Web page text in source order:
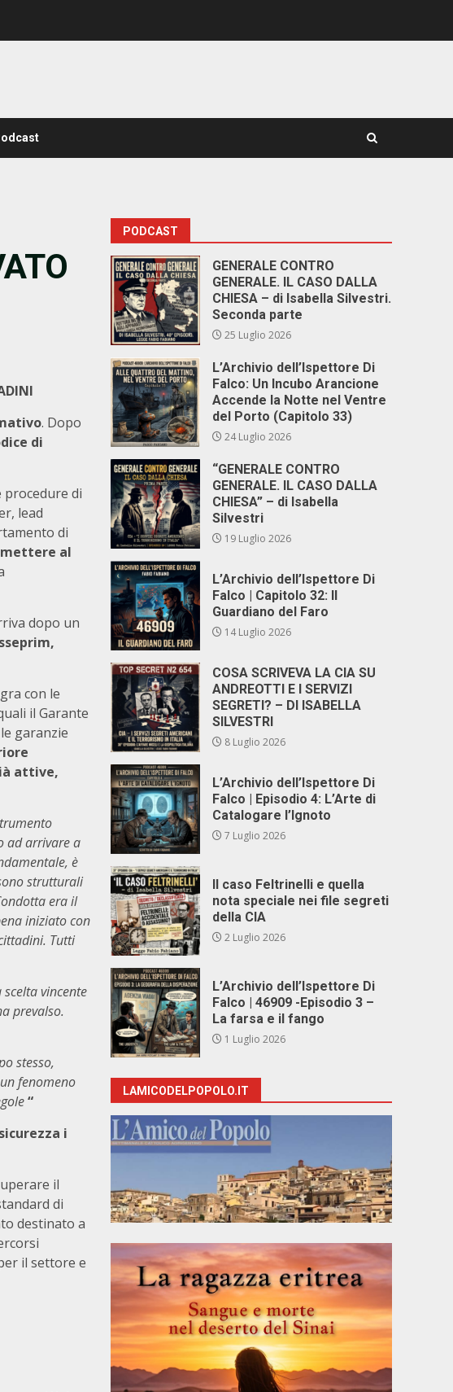
. Dopo
di
di
lead
di
al
dopo un
con le
il Garante
garanzie
attive,
ad arrivare a
è
strutturali
era il
iniziato con
Tutti
vincente
prevalso.
stesso,
fenomeno
“
i
il
di
destinato a
il settore e
PODCAST
GENERALE CONTRO
GENERALE. IL CASO DALLA
CHIESA – di Isabella Silvestri.
Seconda parte
25 Luglio 2026
L’Archivio dell’Ispettore Di
Falco: Un Incubo Arancione
Accende la Notte nel Ventre
del Porto (Capitolo 33)
24 Luglio 2026
“GENERALE CONTRO
GENERALE. IL CASO DALLA
CHIESA” – di Isabella
Silvestri
19 Luglio 2026
L’Archivio dell’Ispettore Di
Falco | Capitolo 32: Il
Guardiano del Faro
14 Luglio 2026
COSA SCRIVEVA LA CIA SU
ANDREOTTI E I SERVIZI
SEGRETI? – DI ISABELLA
SILVESTRI
8 Luglio 2026
L’Archivio dell’Ispettore Di
Falco | Episodio 4: L’Arte di
Catalogare l’Ignoto
7 Luglio 2026
Il caso Feltrinelli e quella
nota speciale nei file segreti
della CIA
2 Luglio 2026
L’Archivio dell’Ispettore Di
Falco | 46909 -Episodio 3 –
La farsa e il fango
1 Luglio 2026
LAMICODELPOPOLO.IT